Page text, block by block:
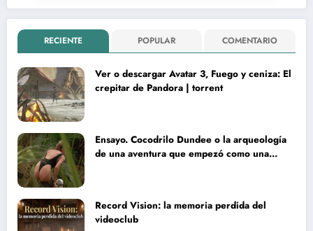
RECIENTE POPULAR COMENTARIO
Ver o descargar Avatar 3, Fuego y ceniza: El
crepitar de Pandora | torrent
Ensayo. Cocodrilo Dundee o la arqueología
de una aventura que empezó como una
Record Vision: la memoria perdida del
videoclub